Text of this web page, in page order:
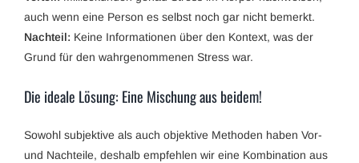
auch wenn eine Person es selbst noch gar nicht bemerkt.
Nachteil: Keine Informationen über den Kontext, was der
Grund für den wahrgenommenen Stress war.
Die ideale Lösung: Eine Mischung aus beidem!
Sowohl subjektive als auch objektive Methoden haben Vor-
und Nachteile, deshalb empfehlen wir eine Kombination aus